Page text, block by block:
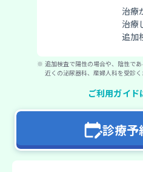
治療
治療
追加
追加検査で陽性の場合や、陰性で
近くの泌尿器科、産婦人科を受診く
ご利用ガイド
診療予